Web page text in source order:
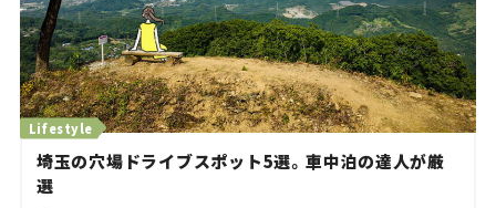
Lifestyle
埼玉の穴場ドライブスポット5選。車中泊の達人が厳
選